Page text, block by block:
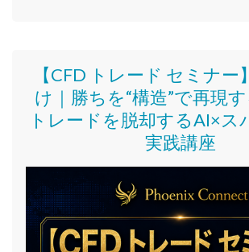
【CFD トレード セミナー】
け｜ 勝ちを“構造”で再現
トレードを脱却するAI×ス
実践講座